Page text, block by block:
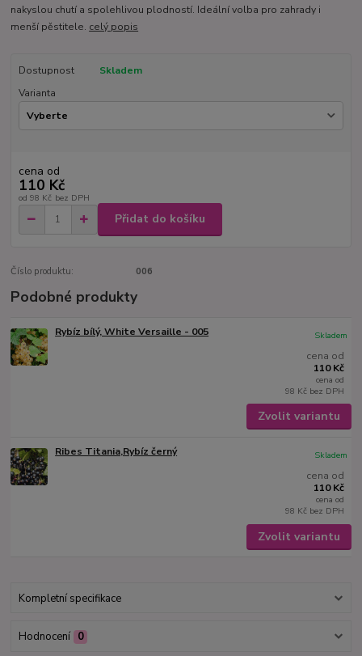
nakyslou chutí a spolehlivou plodností. Ideální volba pro zahrady i
menší pěstitele. celý popis
Dostupnost
Skladem
Varianta
cena od
110 Kč
od 98 Kč bez DPH
Přidat do košíku
Číslo produktu: 006
Podobné produkty
Rybíz bílý, White Versaille - 005
cena od
110 Kč
cena od
98 Kč bez DPH
Skladem
Zvolit variantu
Ribes Titania,Rybíz černý
cena od
110 Kč
cena od
98 Kč bez DPH
Skladem
Zvolit variantu
Kompletní specifikace
Hodnocení 0